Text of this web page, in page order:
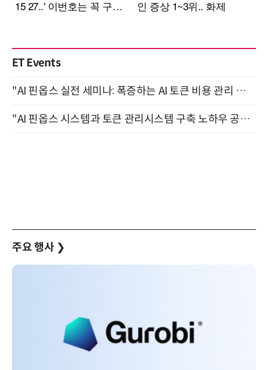
ET Events
"AI 핀옵스 실전 세미나: 폭증하는 AI 토큰 비용 관리 전략" 8월 21일 개최
"AI 핀옵스 시스템과 토큰 관리시스템 구축 노하우 공개" 잠실 한국광고문화회관 2층 대회의실 (8/21)
주요 행사 ❯